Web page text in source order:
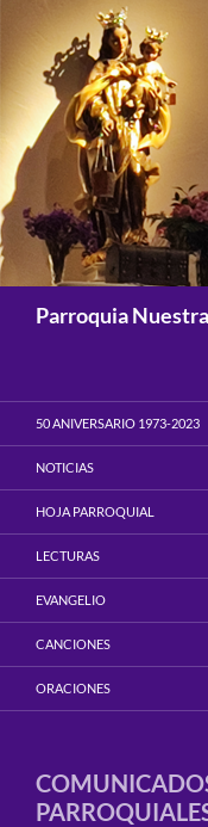
contenido
Parroquia
50 ANIVERSARIO 1973-2023
NOTICIAS
HOJA PARROQUIAL
LECTURAS
EVANGELIO
CANCIONES
ORACIONES